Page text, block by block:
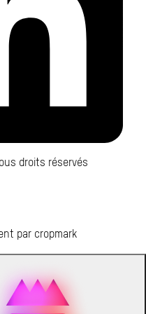
droits réservés
par cropmark